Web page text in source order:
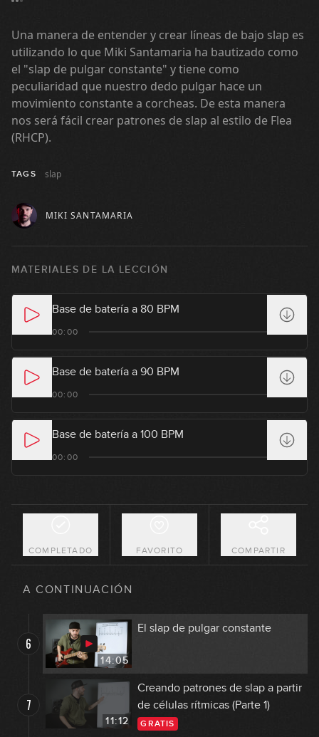
Una manera de entender y crear líneas de bajo slap es
utilizando lo que Miki Santamaria ha bautizado como
el "slap de pulgar constante" y tiene como
peculiaridad que nuestro dedo pulgar hace un
movimiento constante a corcheas. De esta manera
nos será fácil crear patrones de slap al estilo de Flea
(RHCP).
TAGS slap
MIKI SANTAMARIA
MATERIALES DE LA LECCIÓN
Base de batería a 80 BPM
00:00
Base de batería a 90 BPM
00:00
Base de batería a 100 BPM
00:00
COMPLETADO FAVORITO COMPARTIR
A CONTINUACIÓN
07:34
11:26
3
Slap con octavas
5
Introduciendo Hammer-ons y
6
14:05
El slap de pulgar constante
7
11:12
Creando patrones de slap a partir
de células rítmicas (Parte 1)
GRATIS